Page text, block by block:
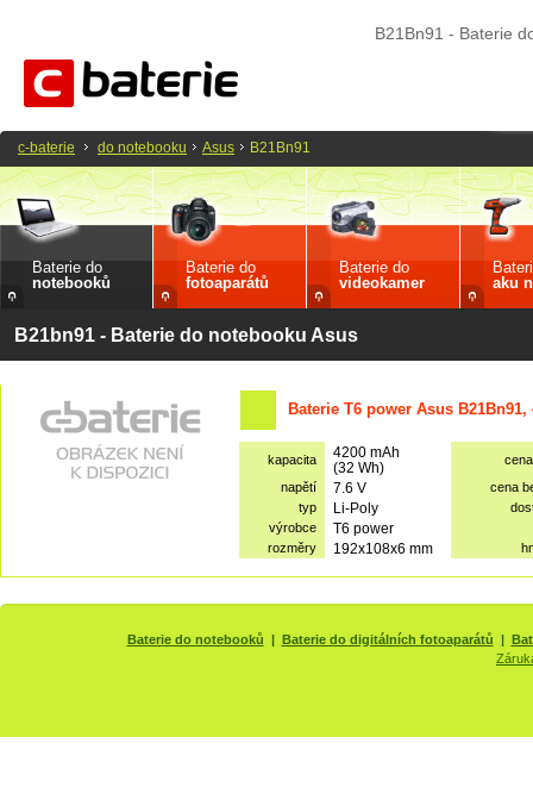
B21Bn91 - Baterie
Baterie do
notebooků
Baterie do
fotoaparátů
Baterie do
videokamer
aku
B21bn91 - Baterie do notebooku Asus
Baterie T6 power Asus
kapacita
4200 mAh
(32 Wh)
napětí
7.6 V
cena
typ
Li-Poly
výrobce
T6 power
rozměry 192x108x6 mm
c-baterie do notebooku Asus B21Bn91
Baterie do notebooků | Baterie do digitálních fotoaparátů |